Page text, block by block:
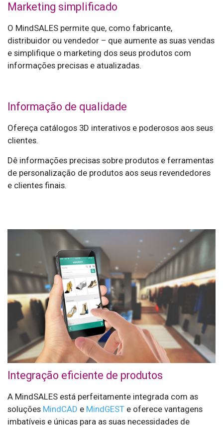
Marketing simplificado
O MindSALES permite que, como fabricante,
distribuidor ou vendedor – que aumente as suas vendas
e simplifique o marketing dos seus produtos com
informações precisas e atualizadas.
Informação de qualidade
Ofereça catálogos 3D interativos e poderosos aos seus
clientes.
Dê informações precisas sobre produtos e ferramentas
de personalização de produtos aos seus revendedores
e clientes finais.
Integração eficiente de produtos
A MindSALES está perfeitamente integrada com as
soluções MindCAD e MindGEST e oferece vantagens
imbatíveis e únicas para as suas necessidades de